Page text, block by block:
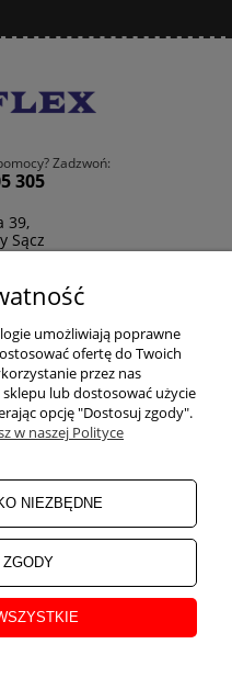
Zadzwoń:
305
39,
Sącz
Facebook
umożliwiają poprawne
ofertę do Twoich
przez nas
lub dostosować użycie
opcję "Dostosuj zgody".
w naszej Polityce
NIEZBĘDNE